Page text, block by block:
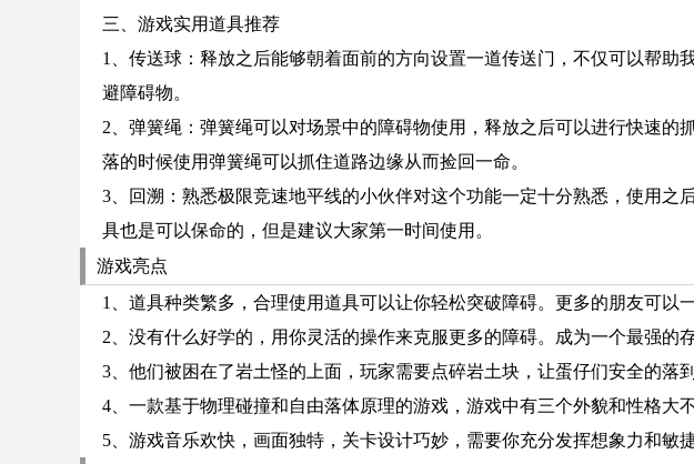
三、游戏实用道具推荐
1、传送球：释放之后能够朝着面前的方向设置一道传送门，不仅可以帮助
避障碍物。
2、弹簧绳：弹簧绳可以对场景中的障碍物使用，释放之后可以进行快速的
落的时候使用弹簧绳可以抓住道路边缘从而捡回一命。
3、回溯：熟悉极限竞速地平线的小伙伴对这个功能一定十分熟悉，使用之
具也是可以保命的，但是建议大家第一时间使用。
游戏亮点
1、道具种类繁多，合理使用道具可以让你轻松突破障碍。更多的朋友可以
2、没有什么好学的，用你灵活的操作来克服更多的障碍。成为一个最强的
3、他们被困在了岩土怪的上面，玩家需要点碎岩土块，让蛋仔们安全的落
4、一款基于物理碰撞和自由落体原理的游戏，游戏中有三个外貌和性格大
5、游戏音乐欢快，画面独特，关卡设计巧妙，需要你充分发挥想象力和敏